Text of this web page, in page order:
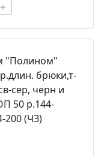
+
"Полином"
брюки,т-
сер, черн и
50 р.144-
200 (ЧЗ)